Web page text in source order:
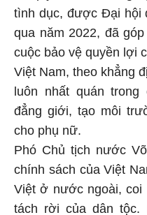
tình dục, được Đại hội
qua năm 2022, đã
cuộc bảo vệ quyền lợi
Việt Nam, theo khẳng
luôn nhất quán
đẳng giới, tạo môi
cho phụ nữ.
Phó Chủ tịch nước
chính sách của Việt
Việt ở nước ngoài, coi
tách rời của dân tộc.